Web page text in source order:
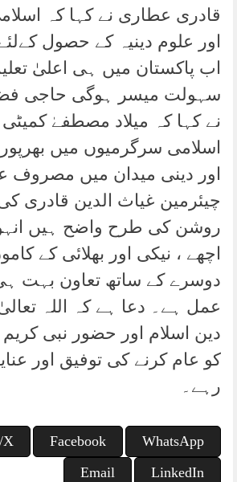
قادری عطاری نے کہا کہ
اور علوم دینیہ کے حصول
اب پاکستان میں ہی اعلیٰ
سہولت میسر ہوگی حاجی
نے کہا کہ میلاد مصطفےٰ
اسلامی سرگرمیوں میں
اور دینی میدان میں مصروف
چیئرمین غیاث الدین قادری
روشن کی طرح واضح ہیں
اچھے ، نیکی اور بھلائی کے
دوسرے کے ساتھ تعاون بہت
عمل ہے۔ دعا ہے کہ اللہ تعالیٰ
دین اسلام اور حضور نبی کریم
کو عام کرنے کی توفیق اور
رہے۔
WhatsApp
Facebook
X
LinkedIn
Email